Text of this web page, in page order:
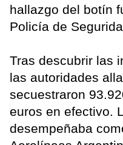
hallazgo del botín
Policía de
Tras descubrir las
las autoridades
secuestraron
euros en efectivo.
desempeñaba